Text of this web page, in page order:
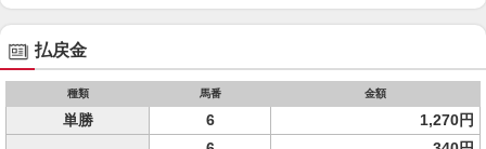
払戻金
種類 馬番 金額
単勝 6 1,270円